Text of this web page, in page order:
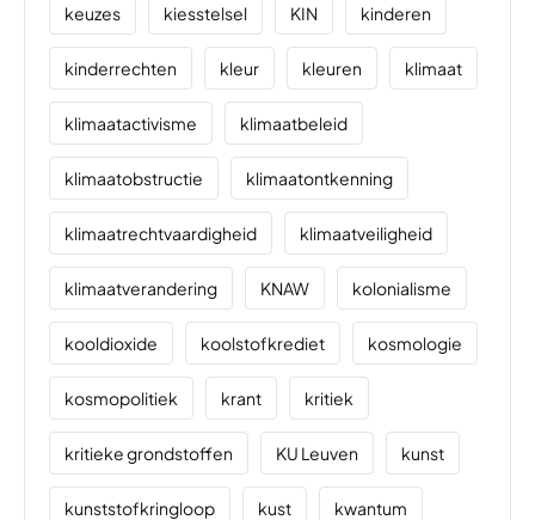
keuzes kiesstelsel KIN kinderen
kinderrechten kleur kleuren klimaat
klimaatactivisme klimaatbeleid
klimaatobstructie klimaatontkenning
klimaatrechtvaardigheid klimaatveiligheid
klimaatverandering KNAW kolonialisme
kooldioxide koolstofkrediet kosmologie
kosmopolitiek krant kritiek
kritieke grondstoffen KU Leuven kunst
kunststofkringloop kust kwantum